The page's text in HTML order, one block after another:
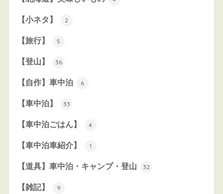
【小ネタ】 2
【旅行】 5
【登山】 36
【自作】車中泊 6
【車中泊】 33
【車中泊ごはん】 4
【車中泊車紹介】 1
【道具】車中泊・キャンプ・登山 32
【雑記】 9